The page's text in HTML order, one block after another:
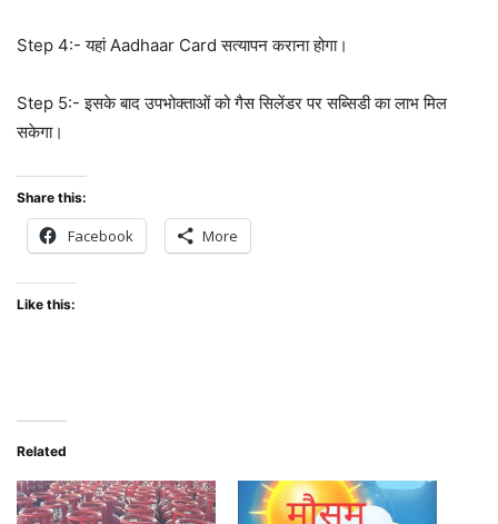
Step 4:- यहां Aadhaar Card सत्यापन कराना होगा।
Step 5:- इसके बाद उपभोक्ताओं को गैस सिलेंडर पर सब्सिडी का लाभ मिल
सकेगा।
Share this:
Facebook More
Like this:
Related